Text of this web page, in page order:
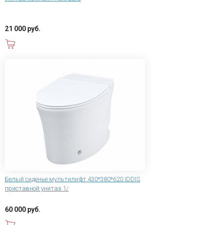
21 000 руб.
Белый сиденье мультилифт 430*380*620 IDDIS
приставной унитаз 1/
60 000 руб.